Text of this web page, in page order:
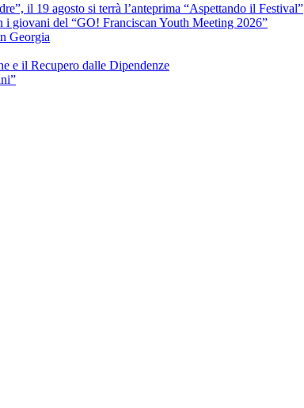
il 19 agosto si terrà l’anteprima “Aspettando il Festival”
giovani del “GO! Franciscan Youth Meeting 2026”
Georgia
e il Recupero dalle Dipendenze